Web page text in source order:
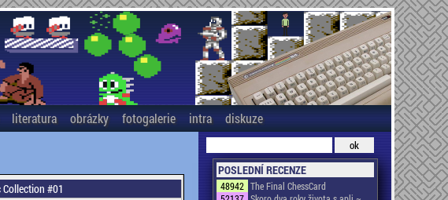
literatura obrázky fotogalerie intra diskuze
#01
POSLEDNÍ RECENZE
48942 The Final ChessCard